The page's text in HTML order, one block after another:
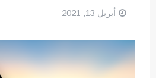
أبريل 13, 2021